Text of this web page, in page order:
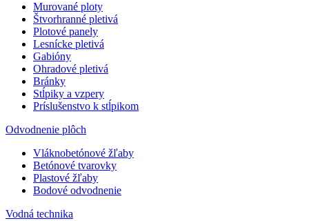
Murované ploty
Štvorhranné pletivá
Plotové panely
Lesnícke pletivá
Gabióny
Ohradové pletivá
Bránky
Stĺpiky a vzpery
Príslušenstvo k stĺpikom
Odvodnenie plôch
Vláknobetónové žľaby
Betónové tvarovky
Plastové žľaby
Bodové odvodnenie
Vodná technika